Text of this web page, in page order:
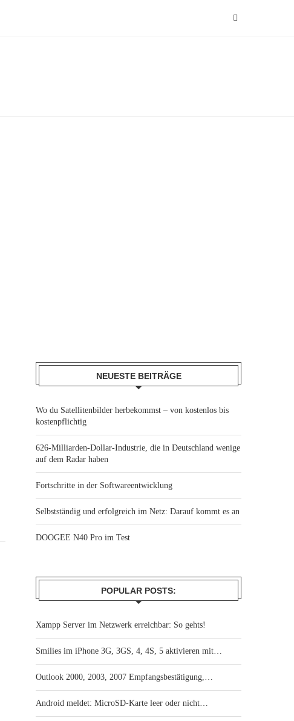
NEUESTE BEITRÄGE
Wo du Satellitenbilder herbekommst – von kostenlos bis
kostenpflichtig
626-Milliarden-Dollar-Industrie, die in Deutschland wenige
auf dem Radar haben
Fortschritte in der Softwareentwicklung
Selbstständig und erfolgreich im Netz: Darauf kommt es an
DOOGEE N40 Pro im Test
POPULAR POSTS:
Xampp Server im Netzwerk erreichbar: So gehts!
Smilies im iPhone 3G, 3GS, 4, 4S, 5 aktivieren mit…
Outlook 2000, 2003, 2007 Empfangsbestätigung,…
Android meldet: MicroSD-Karte leer oder nicht…